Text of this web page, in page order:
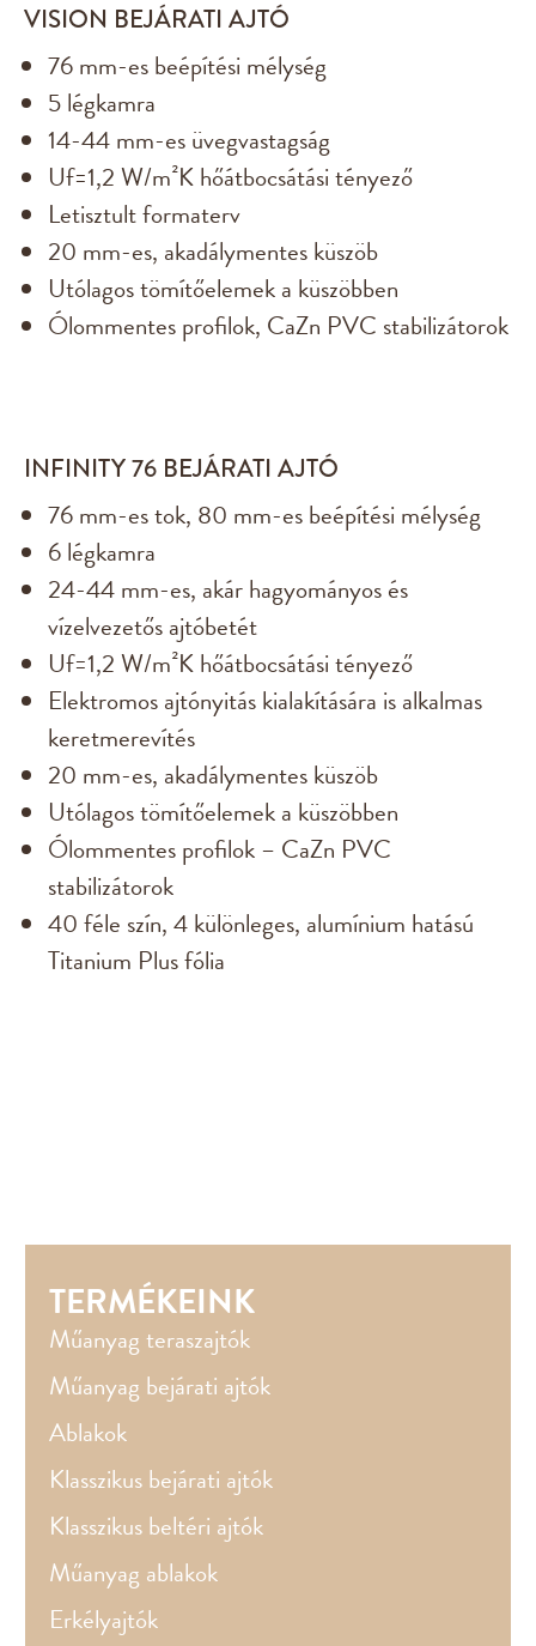
VISION BEJÁRATI AJTÓ
76 mm-es beépítési mélység
5 légkamra
14-44 mm-es üvegvastagság
Uf=1,2 W/m²K hőátbocsátási tényező
Letisztult formaterv
20 mm-es, akadálymentes küszöb
Utólagos tömítőelemek a küszöbben
Ólommentes profilok, CaZn PVC stabilizátorok
INFINITY 76 BEJÁRATI AJTÓ
76 mm-es tok, 80 mm-es beépítési mélység
6 légkamra
24-44 mm-es, akár hagyományos és
vízelvezetős ajtóbetét
Uf=1,2 W/m²K hőátbocsátási tényező
Elektromos ajtónyitás kialakítására is alkalmas
keretmerevítés
20 mm-es, akadálymentes küszöb
Utólagos tömítőelemek a küszöbben
Ólommentes profilok – CaZn PVC
stabilizátorok
40 féle szín, 4 különleges, alumínium hatású
Titanium Plus fólia
TERMÉKEINK
Műanyag teraszajtók
Műanyag bejárati ajtók
Ablakok
Klasszikus bejárati ajtók
Klasszikus beltéri ajtók
Műanyag ablakok
Erkélyajtók